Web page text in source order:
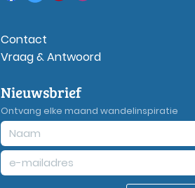
Contact
Vraag & Antwoord
Nieuwsbrief
Ontvang elke maand wandelinspiratie